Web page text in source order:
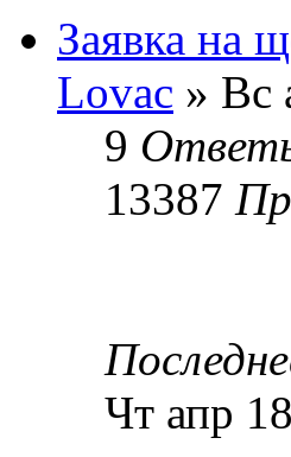
Заявка на
Lovac » Вс
9
13387
Чт апр